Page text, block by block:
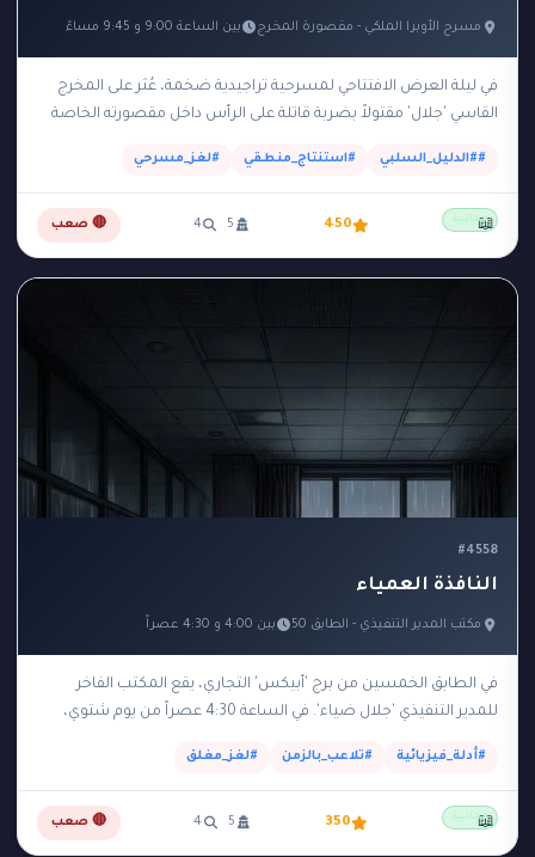
مسرح الأوبرا الملكي - مقصورة المخرج بين الساعة 9:00 و 9:45 مساءً
في ليلة العرض الافتتاحي لمسرحية تراجيدية ضخمة، عُثر على المخرج
القاسي 'جلال' مقتولاً بضربة قاتلة على الرأس داخل مقصورته الخاصة
##الدليل_السلبي #استنتاج_منطقي #لغز_مسرحي
مجانية 450
5
4 🔴 صعب 📖
#4558
النافذة العمياء
مكتب المدير التنفيذي - الطابق 50 بين 4:00 و 4:30 عصراً
في الطابق الخمسين من برج 'أبيكس' التجاري، يقع المكتب الفاخر
للمدير التنفيذي 'جلال ضياء'. في الساعة 4:30 عصراً من يوم شتوي،
#أدلة_فيزيائية #تلاعب_بالزمن #لغز_مغلق
مجانية 350
5
4 🔴 صعب 📖